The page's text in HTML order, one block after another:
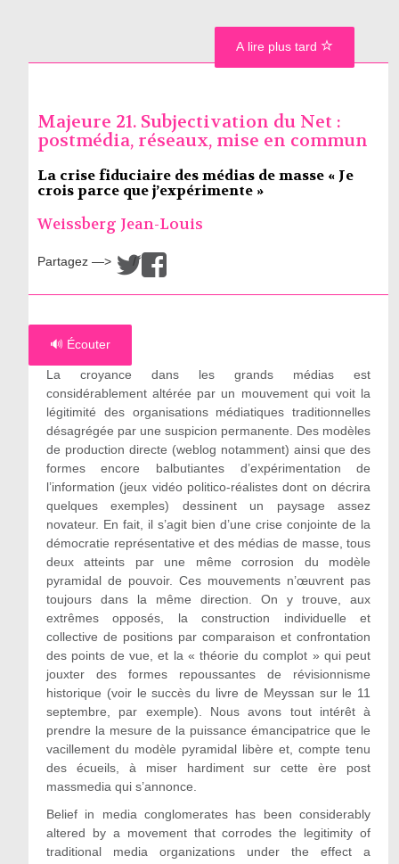
Majeure 21. Subjectivation du Net :
postmédia, réseaux, mise en commun
La crise fiduciaire des médias de masse « Je
crois parce que j’expérimente »
Weissberg Jean-Louis
Partagez —> /
🔊 Écouter
La croyance dans les grands médias est
considérablement altérée par un mouvement qui voit la
légitimité des organisations médiatiques traditionnelles
désagrégée par une suspicion permanente. Des modèles
de production directe (weblog notamment) ainsi que des
formes encore balbutiantes d’expérimentation de
l’information (jeux vidéo politico-réalistes dont on décrira
quelques exemples) dessinent un paysage assez
novateur. En fait, il s’agit bien d’une crise conjointe de la
démocratie représentative et des médias de masse, tous
deux atteints par une même corrosion du modèle
pyramidal de pouvoir. Ces mouvements n’œuvrent pas
toujours dans la même direction. On y trouve, aux
extrêmes opposés, la construction individuelle et
collective de positions par comparaison et confrontation
des points de vue, et la « théorie du complot » qui peut
jouxter des formes repoussantes de révisionnisme
historique (voir le succès du livre de Meyssan sur le 11
septembre, par exemple). Nous avons tout intérêt à
prendre la mesure de la puissance émancipatrice que le
vacillement du modèle pyramidal libère et, compte tenu
des écueils, à miser hardiment sur cette ère post
massmedia qui s’annonce.
Belief in media conglomerates has been considerably
altered by a movement that corrodes the legitimity of
traditional media organizations under the effect a
A lire plus tard